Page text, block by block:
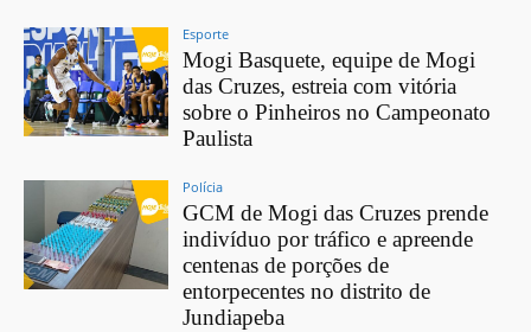
Esporte
Mogi Basquete, equipe de Mogi
das Cruzes, estreia com vitória
sobre o Pinheiros no Campeonato
Paulista
Polícia
GCM de Mogi das Cruzes prende
indivíduo por tráfico e apreende
centenas de porções de
entorpecentes no distrito de
Jundiapeba